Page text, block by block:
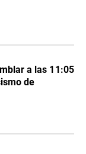
a las 11:05
de